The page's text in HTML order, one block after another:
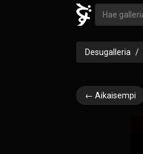
Desugalleria
← Aikaisempi